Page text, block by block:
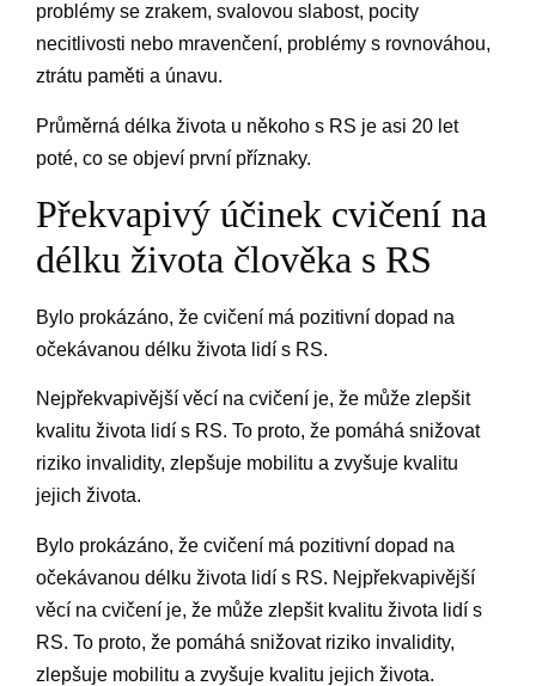
problémy se zrakem, svalovou slabost, pocity
necitlivosti nebo mravenčení, problémy s rovnováhou,
ztrátu paměti a únavu.
Průměrná délka života u někoho s RS je asi 20 let
poté, co se objeví první příznaky.
Překvapivý účinek cvičení na
délku života člověka s RS
Bylo prokázáno, že cvičení má pozitivní dopad na
očekávanou délku života lidí s RS.
Nejpřekvapivější věcí na cvičení je, že může zlepšit
kvalitu života lidí s RS. To proto, že pomáhá snižovat
riziko invalidity, zlepšuje mobilitu a zvyšuje kvalitu
jejich života.
Bylo prokázáno, že cvičení má pozitivní dopad na
očekávanou délku života lidí s RS. Nejpřekvapivější
věcí na cvičení je, že může zlepšit kvalitu života lidí s
RS. To proto, že pomáhá snižovat riziko invalidity,
zlepšuje mobilitu a zvyšuje kvalitu jejich života.